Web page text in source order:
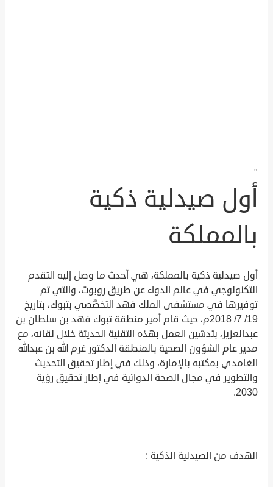
"
أول صيدلية ذكية
بالمملكة
أول صيدلية ذكية بالمملكة، هي أحدث ما وصل إليه التقدم
التكنولوجي في عالم الدواء عن طريق روبوت، والتي تم
توفيرها في مستشفى الملك فهد التخصُّصي بتبوك، بتاريخ
19/ 7/ 2018م، حيث قام أمير منطقة تبوك فهد بن سلطان بن
عبدالعزيز، بتدشين العمل بهذه التقنية الحديثة خلال لقائه، مع
مدير عام الشؤون الصحية بالمنطقة الدكتور غرم الله بن عبدالله
الغامدي بمكتبه بالإمارة، وذلك في إطار تحقيق التحديث
والتطوير في مجال الصحة الدوائية في إطار تحقيق رؤية
2030.
الهدف من الصيدلية الذكية :